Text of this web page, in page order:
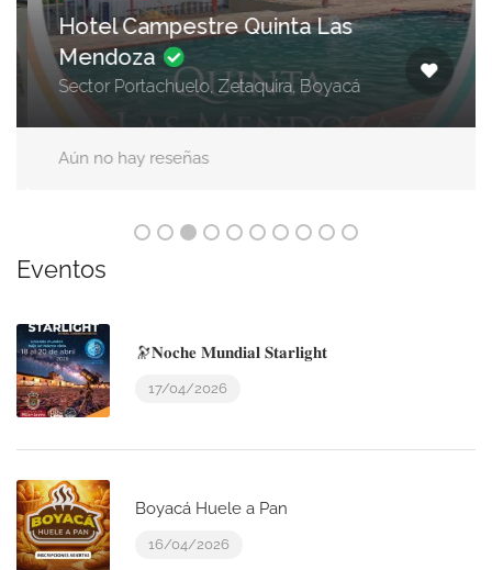
Hotel Campestre Quinta Las
Mendoza
Sector Portachuelo, Zetaquira, Boyacá
Aún no hay reseñas
Eventos
🔭𝐍𝐨𝐜𝐡𝐞 𝐌𝐮𝐧𝐝𝐢𝐚𝐥 𝐒𝐭𝐚𝐫𝐥𝐢𝐠𝐡𝐭
17/04/2026
Boyacá Huele a Pan
16/04/2026